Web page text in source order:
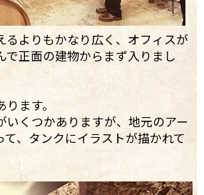
るよりもかなり広く、オフィスが
で正面の建物からまず入りまし
ます。
いくつかありますが、地元のアー
て、タンクにイラストが描かれて